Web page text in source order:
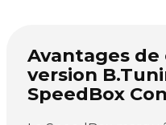
Avantages
version
SpeedBox